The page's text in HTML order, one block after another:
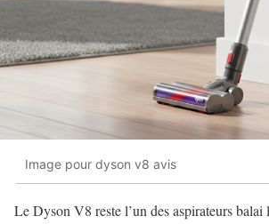
Image pour dyson v8 avis
Le Dyson V8 reste l’un des aspirateurs balai